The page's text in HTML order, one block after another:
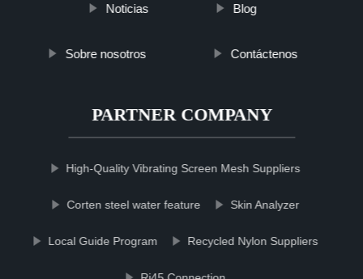
Noticias Blog
Sobre nosotros Contáctenos
PARTNER COMPANY
High-Quality Vibrating Screen Mesh Suppliers
Corten steel water feature Skin Analyzer
Local Guide Program Recycled Nylon Suppliers